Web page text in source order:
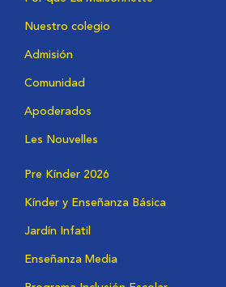
Nuestro colegio
Admisión
Comunidad
Apoderados
Les Nouvelles
Pre Kínder 2026
Kínder y Enseñanza Básica
Jardín Infatil
Enseñanza Media